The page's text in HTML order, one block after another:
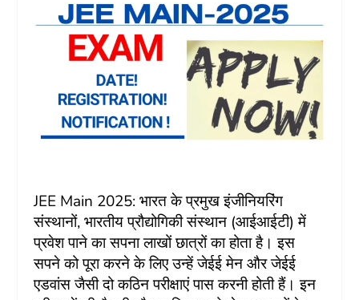
JEE Main 2025: भारत के प्रमुख इंजीनियरिंग
संस्थानों, भारतीय प्रौद्योगिकी संस्थान (आईआईटी) में
प्रवेश पाने का सपना लाखों छात्रों का होता है। इस
सपने को पूरा करने के लिए उन्हें जेईई मेन और जेईई
एडवांस जैसी दो कठिन परीक्षाएं पास करनी होती हैं। इन